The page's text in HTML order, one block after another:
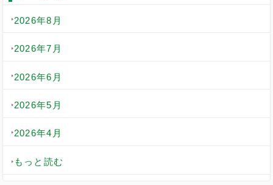
2026年8月
2026年7月
2026年6月
2026年5月
2026年4月
もっと読む